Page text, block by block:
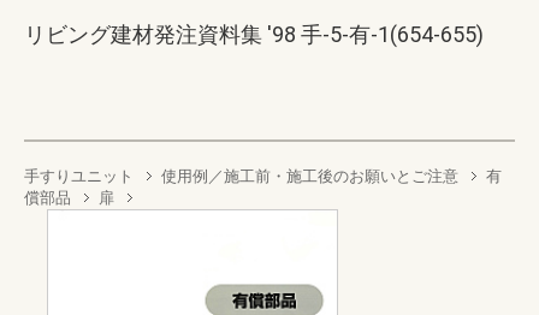
リビング建材発注資料集 '98 手-5-有-1(654-655)
手すりユニット 使用例／施工前・施工後のお願いとご注意
有
償部品
扉